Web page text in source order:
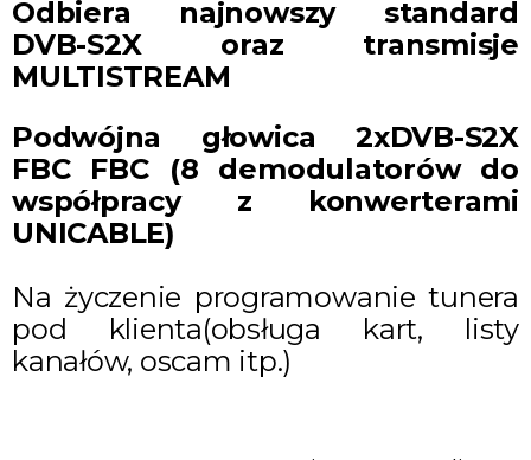
Odbiera najnowszy standard
DVB-S2X oraz transmisje
MULTISTREAM
Podwójna głowica 2xDVB-S2X
FBC FBC (8 demodulatorów do
współpracy z konwerterami
UNICABLE)
Na życzenie programowanie tunera
pod klienta(obsługa kart, listy
kanałów, oscam itp.)